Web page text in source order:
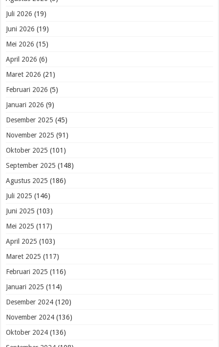
Juli 2026 (19)
Juni 2026 (19)
Mei 2026 (15)
April 2026 (6)
Maret 2026 (21)
Februari 2026 (5)
Januari 2026 (9)
Desember 2025 (45)
November 2025 (91)
Oktober 2025 (101)
September 2025 (148)
Agustus 2025 (186)
Juli 2025 (146)
Juni 2025 (103)
Mei 2025 (117)
April 2025 (103)
Maret 2025 (117)
Februari 2025 (116)
Januari 2025 (114)
Desember 2024 (120)
November 2024 (136)
Oktober 2024 (136)